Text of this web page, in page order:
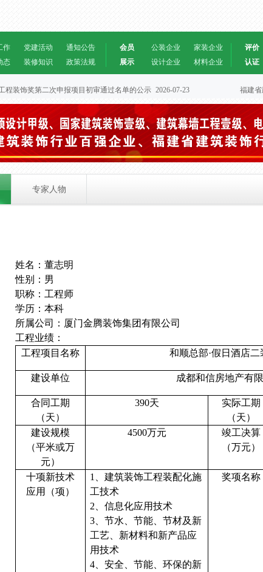
作 党建活动
通知公告
态
装修知识 政策法规
会员
展示
公装企业
家装企业
设计企业
材料企业
评价
认证
装饰奖第二次申报项目初审通过名单的公示 2026-07-23 福建省
专家人物
姓名： 董志明
性别：男
职称： 工程师
学历： 本科
所属公司：厦门金腾装饰集团有限公司
工程业绩：
工程项目名称
和顺总部·假日酒店二
建设单位 成都和信房地产有
合同工期
（天）
390天
实际工期
（天）
建设规模
（平米或万
元）
4500万元
竣工决算
（万元）
十项新技术
应用（项）
1、建筑装饰工程装配化施
工技术
2、信息化应用技术
3、节水、节能、节材及新
工艺、新材料和新产品应
用技术
4、安全、节能、环保的新
奖项名称